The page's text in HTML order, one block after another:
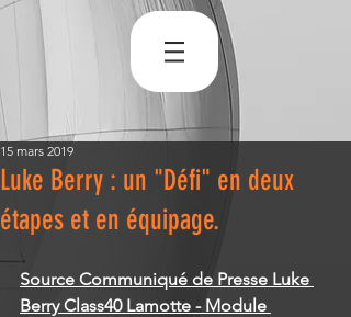
Luke Berry : un "Défi" en deux
étapes et en équipage.
15 mars 2019
Source Communiqué de Presse Luke
Berry Class40 Lamotte - Module